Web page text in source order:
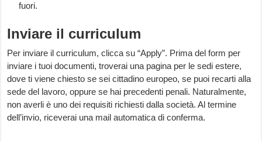
fuori.
Inviare il curriculum
Per inviare il curriculum, clicca su “Apply”. Prima del form per
inviare i tuoi documenti, troverai una pagina per le sedi estere,
dove ti viene chiesto se sei cittadino europeo, se puoi recarti alla
sede del lavoro, oppure se hai precedenti penali. Naturalmente,
non averli è uno dei requisiti richiesti dalla società. Al termine
dell’invio, riceverai una mail automatica di conferma.